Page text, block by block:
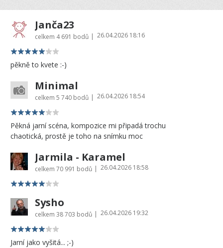
Janča23
celkem 4 691 bodů 26.04.2026 18:16
pěkně to kvete :-)
Minimal
celkem 5 740 bodů 26.04.2026 18:54
Pěkná jarní scéna, kompozice mi připadá trochu
chaotická, prostě je toho na snímku moc
Jarmila - Karamel
celkem 70 991 bodů 26.04.2026 18:58
Sysho
celkem 38 703 bodů 26.04.2026 19:32
Jarní jako vyšitá... ;-)